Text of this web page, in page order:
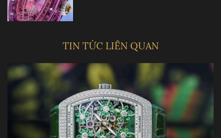
TIN TỨC LIÊN QUAN